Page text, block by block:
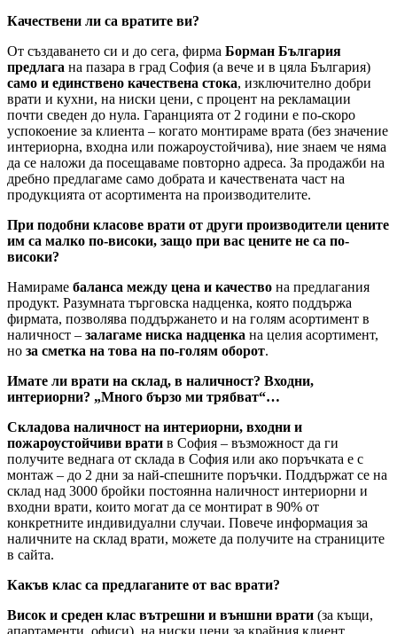
Качествени ли са вратите ви?
От създаването си и до сега, фирма Борман България
предлага на пазара в град София (а вече и в цяла България)
само и единствено качествена стока, изключително добри
врати и кухни, на ниски цени, с процент на рекламации
почти сведен до нула. Гаранцията от 2 години е по-скоро
успокоение за клиента – когато монтираме врата (без значение
интериорна, входна или пожароустойчива), ние знаем че няма
да се наложи да посещаваме повторно адреса. За продажби на
дребно предлагаме само добрата и качествената част на
продукцията от асортимента на производителите.
При подобни класове врати от други производители цените
им са малко по-високи, защо при вас цените не са по-
високи?
Намираме баланса между цена и качество на предлагания
продукт. Разумната търговска надценка, която поддържа
фирмата, позволява поддържането и на голям асортимент в
наличност – залагаме ниска надценка на целия асортимент,
но за сметка на това на по-голям оборот.
Имате ли врати на склад, в наличност? Входни,
интериорни? „Много бързо ми трябват“…
Складова наличност на интериорни, входни и
пожароустойчиви врати в София – възможност да ги
получите веднага от склада в София или ако поръчката е с
монтаж – до 2 дни за най-спешните поръчки. Поддържат се на
склад над 3000 бройки постоянна наличност интериорни и
входни врати, които могат да се монтират в 90% от
конкретните индивидуални случаи. Повече информация за
наличните на склад врати, можете да получите на страниците
в сайта.
Какъв клас са предлаганите от вас врати?
Висок и среден клас вътрешни и външни врати (за къщи,